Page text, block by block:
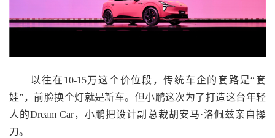
以往在10-15万这个价位段，传统车企的套路是“套
娃”，前脸换个灯就是新车。但小鹏这次为了打造这台年轻
人的Dream Car，小鹏把设计副总裁胡安马·洛佩兹亲自操
刀。